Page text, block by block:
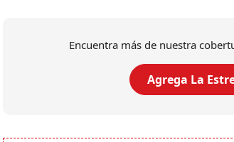
Encuentra más de nuestra
Agrega La